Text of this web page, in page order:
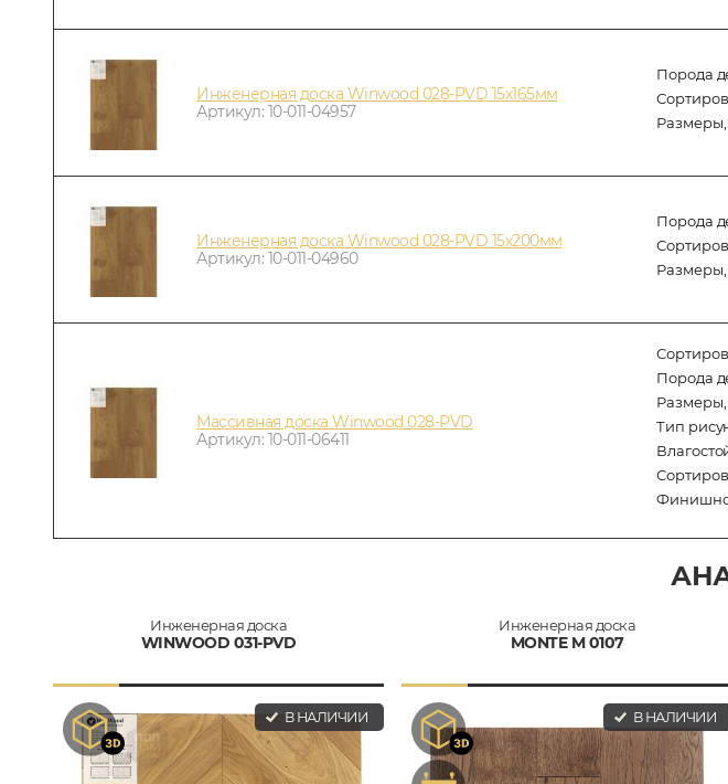
Инженерная доска Winwood 028-PVD 15х165мм
Артикул: 10-011-04957
Порода
Инженерная доска Winwood 028-PVD 15х200мм
Артикул: 10-011-04960
Порода
Массивная доска Winwood 028-PVD
Артикул: 10-011-06411
Порода
Тип
Инженерная доска
WINWOOD 031-PVD
В НАЛИЧИИ
Инженерная доска
MONTE M 0107
В НАЛИЧИИ